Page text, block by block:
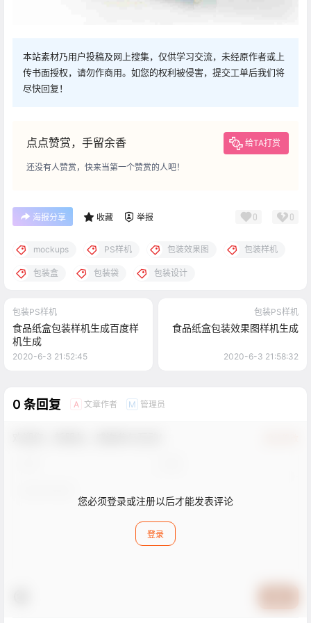
本站素材乃用户投稿及网上搜集，仅供学习交流，未经原作者或上
传书面授权，请勿作商用。如您的权利被侵害，提交工单后我们将
尽快回复！
点点赞赏，手留余香 给TA打赏
还没有人赞赏，快来当第一个赞赏的人吧！
海报分享 收藏 举报 0 0
mockups PS样机 包装效果图 包装样机
包装盒 包装袋 包装设计
包装PS样机
食品纸盒包装样机生成百度样
机生成
2020-6-3 21:52:45
包装PS样机
食品纸盒包装效果图样机生成
2020-6-3 21:58:32
0 条回复 A 文章作者 M 管理员
您必须登录或注册以后才能发表评论
登录